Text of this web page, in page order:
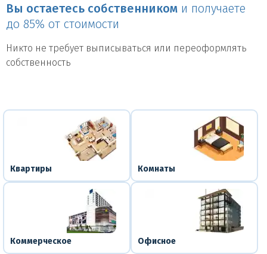
Вы остаетесь собственником и получаете
до 85% от стоимости
Никто не требует выписываться или переоформлять
собственность
Квартиры Комнаты
Коммерческое Офисное